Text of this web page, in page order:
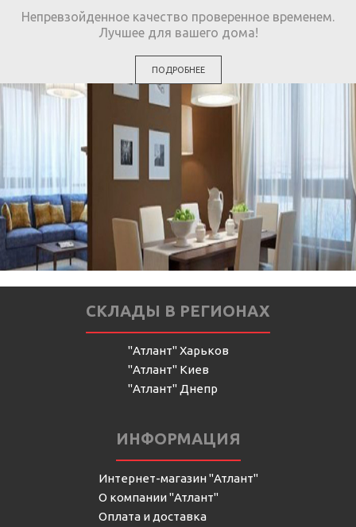
Непревзойденное качество проверенное временем.
Лучшее для вашего дома!
ПОДРОБНЕЕ
СКЛАДЫ В РЕГИОНАХ
"Атлант" Харьков
"Атлант" Киев
"Атлант" Днепр
ИНФОРМАЦИЯ
Интернет-магазин "Атлант"
О компании "Атлант"
Оплата и доставка